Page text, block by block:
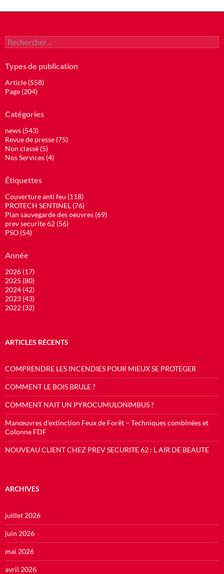
Rechercher :
Types de publication
Article (558)
Page (204)
Catégories
news (543)
Revue de presse (75)
Non classé (5)
Nos Services (4)
Étiquettes
Couverture anti feu (118)
PROTECH SENTINEL (76)
Plan sauvegarde des oeuvres (69)
prev securite 62 (56)
PSO (54)
Année
2026 (17)
2025 (80)
2024 (42)
2023 (43)
2022 (32)
ARTICLES RÉCENTS
COMPRENDRE LES INCENDIES POUR MIEUX SE PROTEGER
COMMENT LE BOIS BRULE ?
COMMENT NAIT UN PYROCUMULONIMBUS ?
Manœuvres d’extinction Feux de Forêt – Techniques combinées et
Colonne FDF
NOUVEAU CLIENT CHEZ PREV SECURITE 62 : L AIR DE BEAUTE
ARCHIVES
juillet 2026
juin 2026
mai 2026
avril 2026